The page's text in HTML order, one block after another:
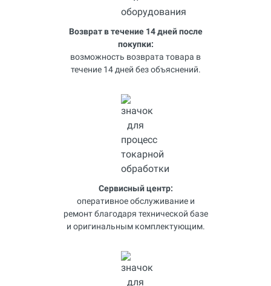
Возврат в течение 14 дней после
покупки:
возможность возврата товара в
течение 14 дней без объяснений.
Сервисный центр:
оперативное обслуживание и
ремонт благодаря технической базе
и оригинальным комплектующим.